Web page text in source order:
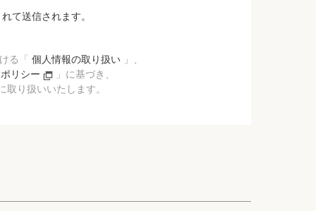
て送信されます。
る「 個人情報の取り扱い 」、
リシー
」に基づき、
取り扱いいたします。